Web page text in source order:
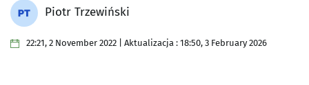
Piotr Trzewiński
22:21, 2 November 2022 | Aktualizacja : 18:50, 3 February 2026